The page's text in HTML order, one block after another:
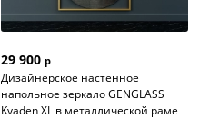
29 900 р
Дизайнерское настенное
напольное зеркало GENGLASS
Kvaden XL в металлической раме